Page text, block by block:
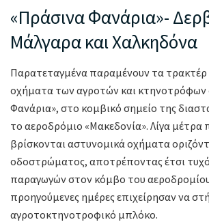
«Πράσινα Φανάρια»-
Μάλγαρα και Χαλκηδόνα
Παρατεταγμένα παραμένουν τα τρακτέρ
οχήματα των αγροτών και κτηνοτρόφων
Φανάρια», στο κομβικό σημείο της
το αεροδρόμιο «Μακεδονία». Λίγα
βρίσκονται αστυνομικά οχήματα
οδοστρώματος, αποτρέποντας έτσι
παραγωγών στον κόμβο του
προηγούμενες ημέρες επιχείρησαν να
αγροτοκτηνοτροφικό μπλόκο.